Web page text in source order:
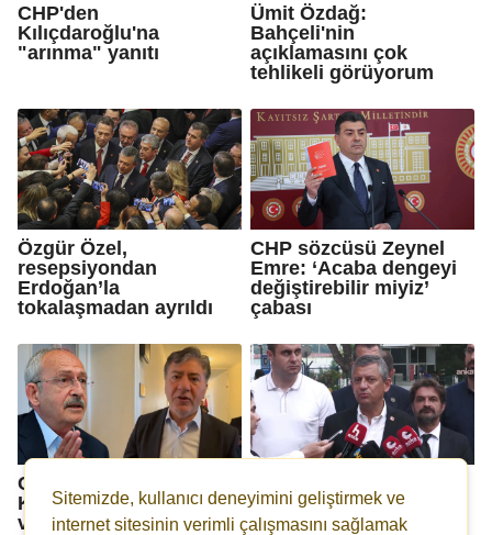
CHP'den
Kılıçdaroğlu'na
"arınma" yanıtı
Ümit Özdağ:
Bahçeli'nin
açıklamasını çok
tehlikeli görüyorum
Özgür Özel,
resepsiyondan
Erdoğan’la
tokalaşmadan ayrıldı
CHP sözcüsü Zeynel
Emre: ‘Acaba dengeyi
değiştirebilir miyiz’
çabası
CHP’li Murat Emir’den
Kılıçdaroğlu’na “FETÖ
ve ajanlık” yanıtı
karga olanın, basın
danışmanı TGRT’den...
Sitemizde, kullanıcı deneyimini geliştirmek ve
internet sitesinin verimli çalışmasını sağlamak